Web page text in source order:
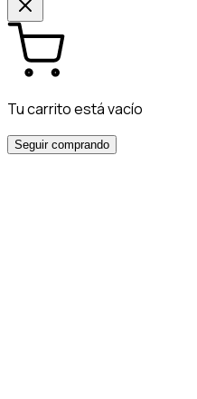
Tu carrito está vacío
Seguir comprando